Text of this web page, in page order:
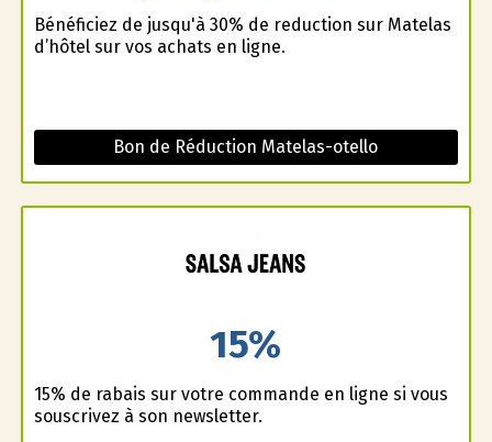
Bénéficiez de jusqu'à 30% de reduction sur Matelas
d’hôtel sur vos achats en ligne.
Bon de Réduction Matelas-otello
15%
15% de rabais sur votre commande en ligne si vous
souscrivez à son newsletter.